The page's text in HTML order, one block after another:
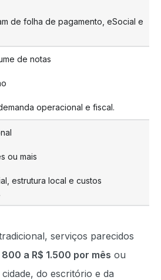
de folha de pagamento, eSocial e
de notas
operacional e fiscal.
ou mais
estrutura local e custos
serviços parecidos
800 a R$ 1.500 por mês ou
do escritório e da